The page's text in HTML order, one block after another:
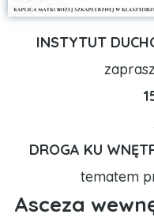
INSTYTUT
DROGA KU
tematem
Asceza